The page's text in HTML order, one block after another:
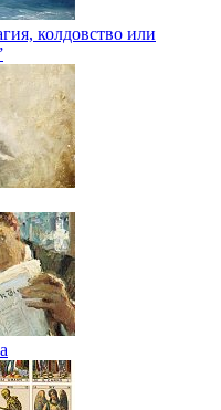
колдовство или